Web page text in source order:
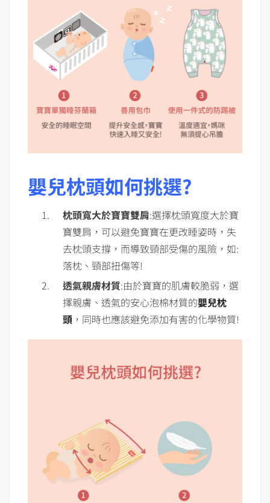
嬰兒枕頭如何挑選?
枕頭寬大於寶寶雙肩:選擇枕頭寬度大於寶
寶雙肩，可以避免寶寶在更改睡姿時，失
去枕頭支撐，而導致頸部受傷的風險，如:
落枕、頸部扭傷等!
透氣親膚材質:由於寶寶的肌膚較脆弱，選
擇親膚、透氣的安心泡棉材質的嬰兒枕
頭 ，同時也應該避免添加有害的化學物質!